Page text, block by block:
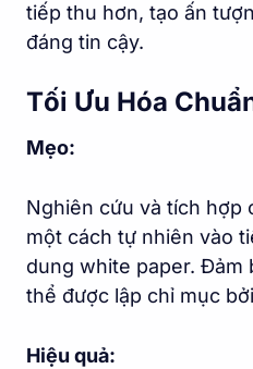
tiếp thu hơn, tạo ấn
đáng tin cậy.
Tối Ưu Hóa
Mẹo:
Nghiên cứu và tích hợp
một cách tự nhiên vào
dung white paper. Đảm
thể được lập chỉ mục
Hiệu quả: